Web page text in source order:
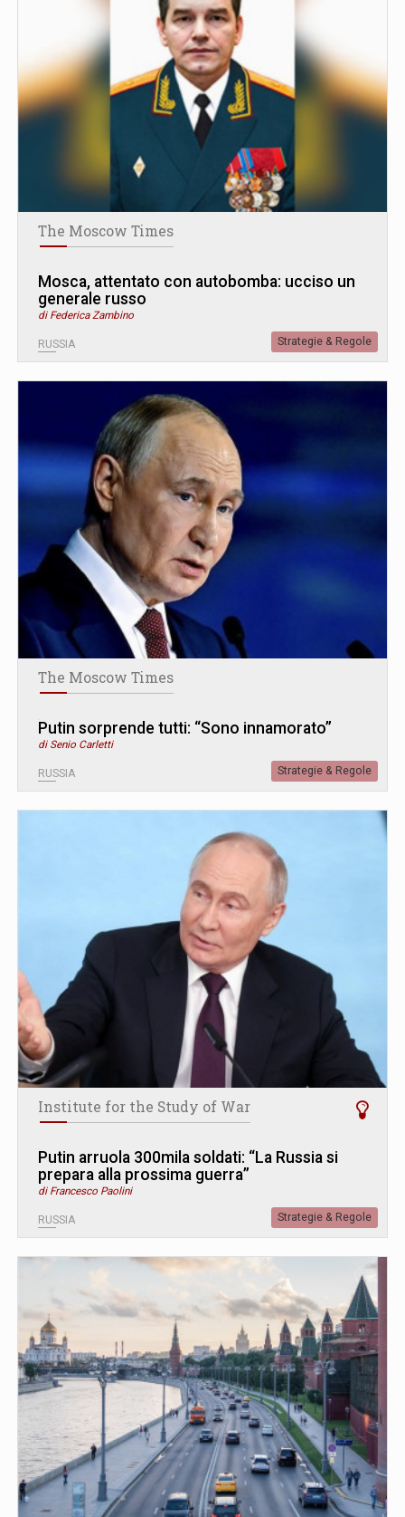
The Moscow Times
Mosca, attentato con autobomba: ucciso un
generale russo
di Federica Zambino
RUSSIA Strategie & Regole
The Moscow Times
Putin sorprende tutti: “Sono innamorato”
di Senio Carletti
RUSSIA Strategie & Regole
Institute for the Study of War
Putin arruola 300mila soldati: “La Russia si
prepara alla prossima guerra”
di Francesco Paolini
RUSSIA Strategie & Regole